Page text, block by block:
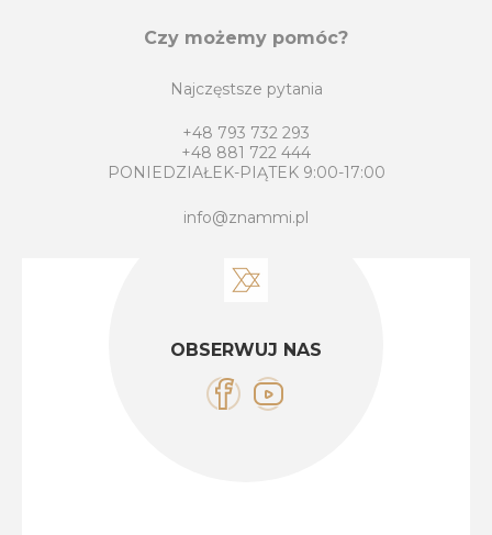
Czy możemy pomóc?
Najczęstsze pytania
+48 793 732 293
+48 881 722 444
PONIEDZIAŁEK-PIĄTEK 9:00-17:00
info@znammi.pl
OBSERWUJ NAS